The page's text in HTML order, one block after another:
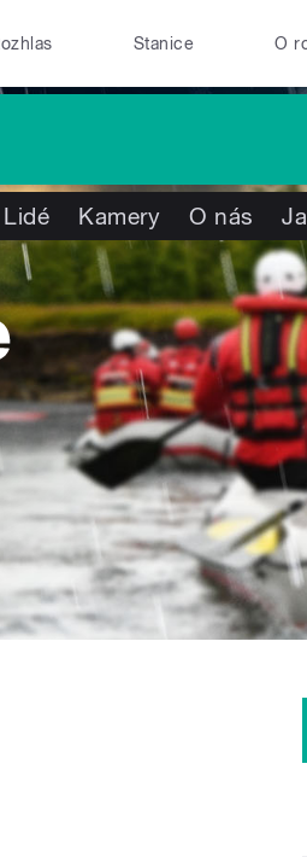
Stanice O
Lidé Kamery O nás